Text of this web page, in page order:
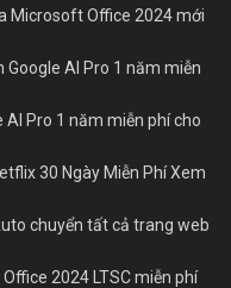
Microsoft Office 2024 mới
AI Pro 1 năm miễn
Pro 1 năm miễn phí cho
30 Ngày Miễn Phí Xem
chuyển tất cả trang web
2024 LTSC miễn phí